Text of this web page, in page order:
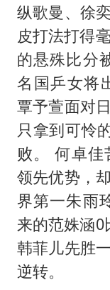
纵歌曼、徐
皮打法打得
的悬殊比分
名国乒女将
覃予萱面对
只拿到可怜
败。 何卓
领先优势，
界第一朱雨
来的范姝涵0
韩菲儿先胜
逆转。